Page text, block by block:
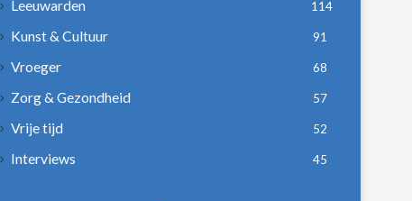
Leeuwarden 114
Kunst & Cultuur 91
Vroeger 68
Zorg & Gezondheid 57
Vrije tijd 52
Interviews 45